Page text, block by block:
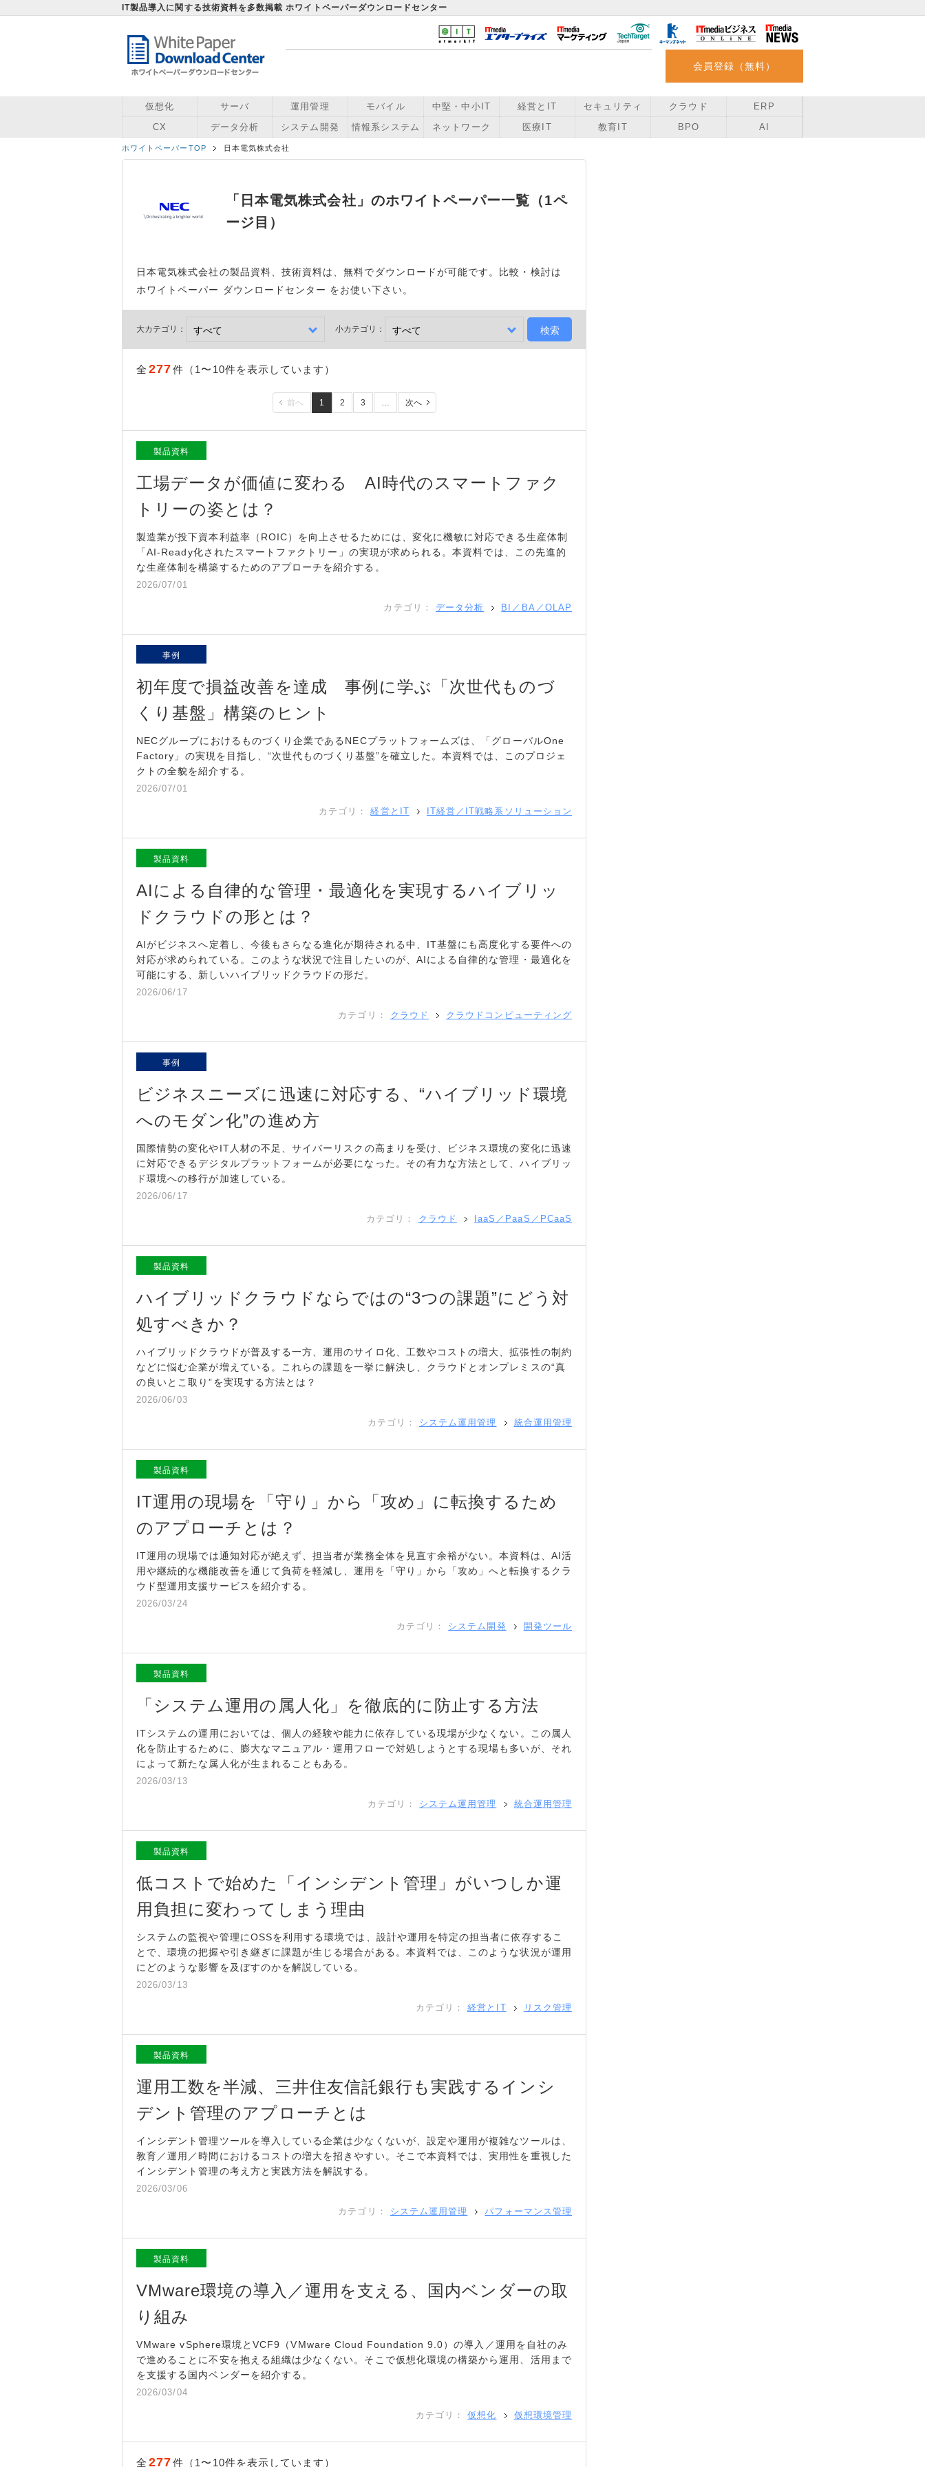
IT製品導入に関する技術資料を多数掲載 ホワイトペーパーダウンロードセンター
会員登録（無料）
仮想化 サーバ 運用管理 モバイル 中堅・中小IT 経営とIT セキュリティ クラウド
ERP
CX
データ分析 システム開発 情報系システム ネットワーク 医療IT 教育IT BPO AI
ホワイトペーパーTOP 日本電気株式会社
「日本電気株式会社」のホワイトペーパー一覧（1ペ
ージ目）
日本電気株式会社の製品資料、技術資料は、無料でダウンロードが可能です。比較・検討は
ホワイトペーパー ダウンロードセンター をお使い下さい。
大カテゴリ： 小カテゴリ：
全 277件（1〜10件を表示しています）
前へ 1 2 3 … 次へ
製品資料
工場データが価値に変わる AI時代のスマートファク
トリーの姿とは？
製造業が投下資本利益率（ROIC）を向上させるためには、変化に機敏に対応できる生産体制
「AI-Ready化されたスマートファクトリー」の実現が求められる。本資料では、この先進的
な生産体制を構築するためのアプローチを紹介する。
2026/07/01
カテゴリ： データ分析 BI／BA／OLAP
事例
初年度で損益改善を達成 事例に学ぶ「次世代ものづ
くり基盤」構築のヒント
NECグループにおけるものづくり企業であるNECプラットフォームズは、「グローバルOne
Factory」の実現を目指し、“次世代ものづくり基盤”を確立した。本資料では、このプロジェ
クトの全貌を紹介する。
2026/07/01
カテゴリ： 経営とIT IT経営／IT戦略系ソリューション
製品資料
AIによる自律的な管理・最適化を実現するハイブリッ
ドクラウドの形とは？
AIがビジネスへ定着し、今後もさらなる進化が期待される中、IT基盤にも高度化する要件への
対応が求められている。このような状況で注目したいのが、AIによる自律的な管理・最適化を
可能にする、新しいハイブリッドクラウドの形だ。
2026/06/17
カテゴリ： クラウド クラウドコンピューティング
事例
ビジネスニーズに迅速に対応する、“ハイブリッド環境
へのモダン化”の進め方
国際情勢の変化やIT人材の不足、サイバーリスクの高まりを受け、ビジネス環境の変化に迅速
に対応できるデジタルプラットフォームが必要になった。その有力な方法として、ハイブリッ
ド環境への移行が加速している。
2026/06/17
カテゴリ： クラウド IaaS／PaaS／PCaaS
製品資料
ハイブリッドクラウドならではの“3つの課題”にどう対
処すべきか？
ハイブリッドクラウドが普及する一方、運用のサイロ化、工数やコストの増大、拡張性の制約
などに悩む企業が増えている。これらの課題を一挙に解決し、クラウドとオンプレミスの“真
の良いとこ取り”を実現する方法とは？
2026/06/03
カテゴリ： システム運用管理 統合運用管理
製品資料
IT運用の現場を「守り」から「攻め」に転換するため
のアプローチとは？
IT運用の現場では通知対応が絶えず、担当者が業務全体を見直す余裕がない。本資料は、AI活
用や継続的な機能改善を通じて負荷を軽減し、運用を「守り」から「攻め」へと転換するクラ
ウド型運用支援サービスを紹介する。
2026/03/24
カテゴリ： システム開発 開発ツール
製品資料
「システム運用の属人化」を徹底的に防止する方法
ITシステムの運用においては、個人の経験や能力に依存している現場が少なくない。この属人
化を防止するために、膨大なマニュアル・運用フローで対処しようとする現場も多いが、それ
によって新たな属人化が生まれることもある。
2026/03/13
カテゴリ： システム運用管理 統合運用管理
製品資料
低コストで始めた「インシデント管理」がいつしか運
用負担に変わってしまう理由
システムの監視や管理にOSSを利用する環境では、設計や運用を特定の担当者に依存するこ
とで、環境の把握や引き継ぎに課題が生じる場合がある。本資料では、このような状況が運用
にどのような影響を及ぼすのかを解説している。
2026/03/13
カテゴリ： 経営とIT リスク管理
製品資料
運用工数を半減、三井住友信託銀行も実践するインシ
デント管理のアプローチとは
インシデント管理ツールを導入している企業は少なくないが、設定や運用が複雑なツールは、
教育／運用／時間におけるコストの増大を招きやすい。そこで本資料では、実用性を重視した
インシデント管理の考え方と実践方法を解説する。
2026/03/06
カテゴリ： システム運用管理 パフォーマンス管理
製品資料
VMware環境の導入／運用を支える、国内ベンダーの取
り組み
VMware vSphere環境とVCF9（VMware Cloud Foundation 9.0）の導入／運用を自社のみ
で進めることに不安を抱える組織は少なくない。そこで仮想化環境の構築から運用、活用まで
を支援する国内ベンダーを紹介する。
2026/03/04
カテゴリ： 仮想化 仮想環境管理
全 277件（1〜10件を表示しています）